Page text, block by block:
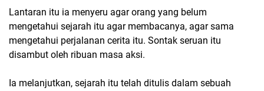
Lantaran itu ia menyeru agar orang yang belum
mengetahui sejarah itu agar membacanya, agar sama
mengetahui perjalanan cerita itu. Sontak seruan itu
disambut oleh ribuan masa aksi.
Ia melanjutkan, sejarah itu telah ditulis dalam sebuah